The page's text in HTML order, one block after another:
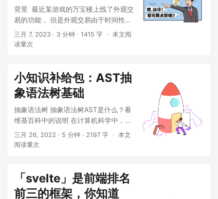
背景 ​ 最近某游戏的万宝楼上线了外观交
易的功能， 但是外观交易由于时间性的
问题，就会产生差价，一些忘记改价格
的外观就变得很多人抢。抢外观和抢号
计时秒杀的功能， 但是没有秒杀的竞争
力度，不过多了一层验证码的校验。所
以有时...
三月 7, 2023 · 3 分钟 · 1415 字 · 本文阅
读量次
小知识补给包：AST抽
象语法树基础
抽象语法树 抽象语法树AST是什么？看
维基百科中的说明 在计算机科学中，抽
象语法树（Abstract Syntax Tree，
AST），或简称语法树（Syntax
法结构，树上的每个节点都表示源代码
中的一种结构。之所以说语法是...
三月 26, 2022 · 5 分钟 · 2197 字 · 本文
阅读量次
「svelte」是前端排名
前三的框架，你知道